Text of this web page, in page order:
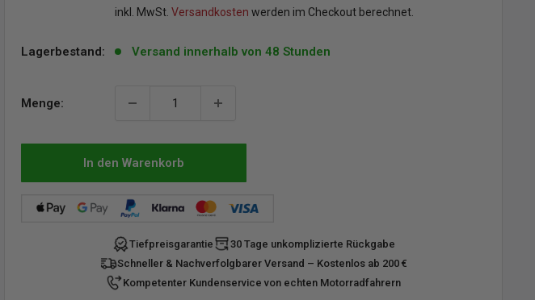
inkl. MwSt. Versandkosten werden im Checkout berechnet.
Lagerbestand: Versand innerhalb von 48 Stunden
Menge:
In den Warenkorb
Tiefpreisgarantie
30 Tage unkomplizierte Rückgabe
Schneller & Nachverfolgbarer Versand – Kostenlos ab 200 €
Kompetenter Kundenservice von echten Motorradfahrern